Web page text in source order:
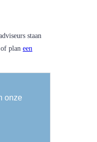
staan
of plan een
onze